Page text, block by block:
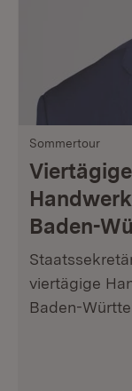
Sommertour
Viertägige
Baden-
viertägige
Baden-